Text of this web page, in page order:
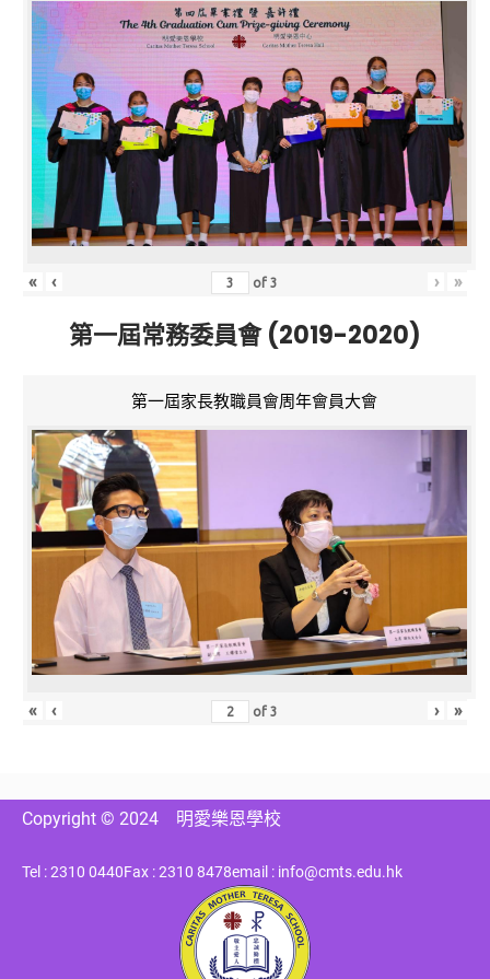
« ‹ of3 › »
第一屆常務委員會 (2019-2020)
第一屆家長教職員會周年會員大會
« ‹ of3 › »
Copyright © 2024 明愛樂恩學校
Tel : 2310 0440Fax : 2310 8478email : info@cmts.edu.hk